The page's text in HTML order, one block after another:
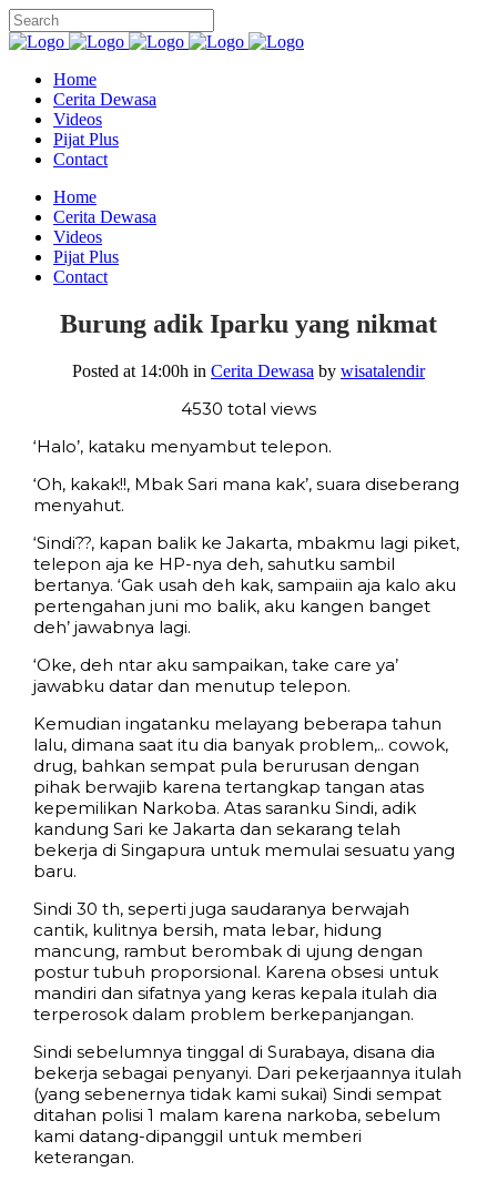
Home
Cerita Dewasa
Videos
Pijat Plus
Contact
Home
Cerita Dewasa
Videos
Pijat Plus
Contact
Burung adik Iparku yang nikmat
Posted at 14:00h in Cerita Dewasa by wisatalendir
4530 total views
‘Halo’, kataku menyambut telepon.
‘Oh, kakak!!, Mbak Sari mana kak’, suara diseberang
menyahut.
‘Sindi??, kapan balik ke Jakarta, mbakmu lagi piket,
telepon aja ke HP-nya deh, sahutku sambil
bertanya. ‘Gak usah deh kak, sampaiin aja kalo aku
pertengahan juni mo balik, aku kangen banget
deh’ jawabnya lagi.
‘Oke, deh ntar aku sampaikan, take care ya’
jawabku datar dan menutup telepon.
Kemudian ingatanku melayang beberapa tahun
lalu, dimana saat itu dia banyak problem,.. cowok,
drug, bahkan sempat pula berurusan dengan
pihak berwajib karena tertangkap tangan atas
kepemilikan Narkoba. Atas saranku Sindi, adik
kandung Sari ke Jakarta dan sekarang telah
bekerja di Singapura untuk memulai sesuatu yang
baru.
Sindi 30 th, seperti juga saudaranya berwajah
cantik, kulitnya bersih, mata lebar, hidung
mancung, rambut berombak di ujung dengan
postur tubuh proporsional. Karena obsesi untuk
mandiri dan sifatnya yang keras kepala itulah dia
terperosok dalam problem berkepanjangan.
Sindi sebelumnya tinggal di Surabaya, disana dia
bekerja sebagai penyanyi. Dari pekerjaannya itulah
(yang sebenernya tidak kami sukai) Sindi sempat
ditahan polisi 1 malam karena narkoba, sebelum
kami datang-dipanggil untuk memberi
keterangan.